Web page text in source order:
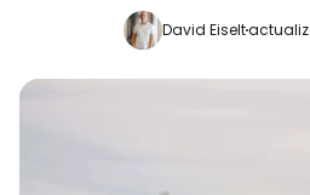
David Eiselt